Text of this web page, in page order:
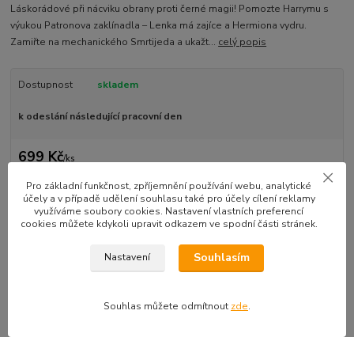
Láskorádové při nácviku obrany proti černé magii! Pomozte Harrymu s
výukou Patronova zaklínadla – Lenka má zajíce a Hermiona vydru.
Zamiřte na mechanického Smrtijeda a ukažt... celý popis
Dostupnost skladem
k odeslání následující pracovní den
699 Kč/ks
Přidat do košíku
EAN kód: 5702016616668
Odsuňte panel, objevte skrytý vchod do Komnaty nejvyšší potřeby
Pro základní funkčnost, zpříjemnění používání webu, analytické
účely a v případě udělení souhlasu také pro účely cílení reklamy
využíváme soubory cookies. Nastavení vlastních preferencí
cookies můžete kdykoli upravit odkazem ve spodní části stránek.
Nastavení Souhlasím
Souhlas můžete odmítnout zde.